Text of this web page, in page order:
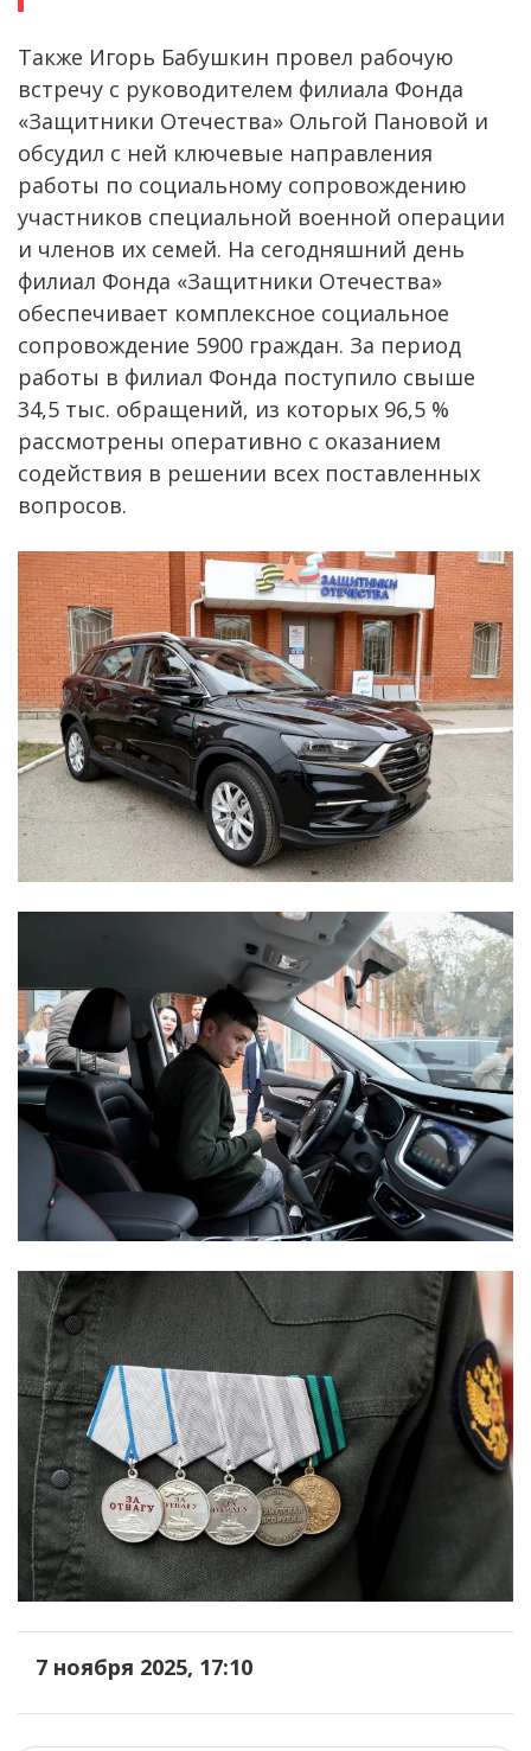
Также Игорь Бабушкин провел рабочую
встречу с руководителем филиала Фонда
«Защитники Отечества» Ольгой Пановой и
обсудил с ней ключевые направления
работы по социальному сопровождению
участников специальной военной операции
и членов их семей. На сегодняшний день
филиал Фонда «Защитники Отечества»
обеспечивает комплексное социальное
сопровождение 5900 граждан. За период
работы в филиал Фонда поступило свыше
34,5 тыс. обращений, из которых 96,5 %
рассмотрены оперативно с оказанием
содействия в решении всех поставленных
вопросов.
7 ноября 2025, 17:10